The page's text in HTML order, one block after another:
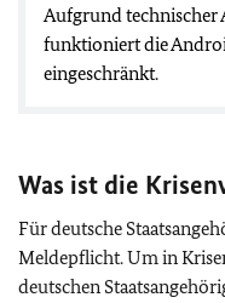
Aufgrund technischer
funktioniert die
eingeschränkt.
Was ist die
Für deutsche
Meldepflicht. Um in
deutschen